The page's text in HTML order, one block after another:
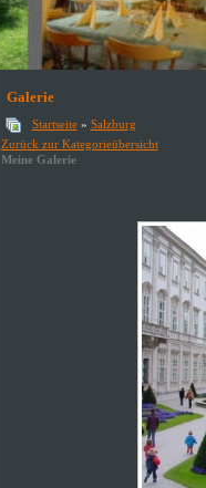
Galerie
Startseite» Salzburg
Zurück zur Kategorieübersicht
Meine Galerie